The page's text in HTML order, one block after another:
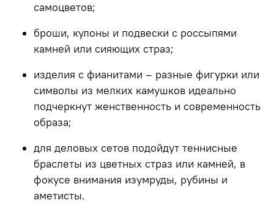
самоцветов;
броши, кулоны и подвески с россыпями
камней или сияющих страз;
изделия с фианитами – разные фигурки или
символы из мелких камушков идеально
подчеркнут женственность и современность
образа;
для деловых сетов подойдут теннисные
браслеты из цветных страз или камней, в
фокусе внимания изумруды, рубины и
аметисты.